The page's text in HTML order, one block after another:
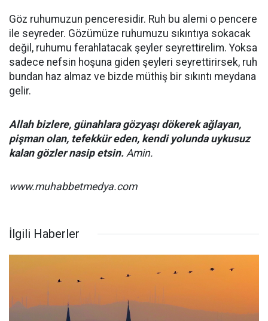
Göz ruhumuzun penceresidir. Ruh bu alemi o pencere
ile seyreder. Gözümüze ruhumuzu sıkıntıya sokacak
değil, ruhumu ferahlatacak şeyler seyrettirelim. Yoksa
sadece nefsin hoşuna giden şeyleri seyrettirirsek, ruh
bundan haz almaz ve bizde müthiş bir sıkıntı meydana
gelir.
Allah bizlere, günahlara gözyaşı dökerek ağlayan,
pişman olan, tefekkür eden, kendi yolunda uykusuz
kalan gözler nasip etsin. Amin.
www.muhabbetmedya.com
İlgili Haberler